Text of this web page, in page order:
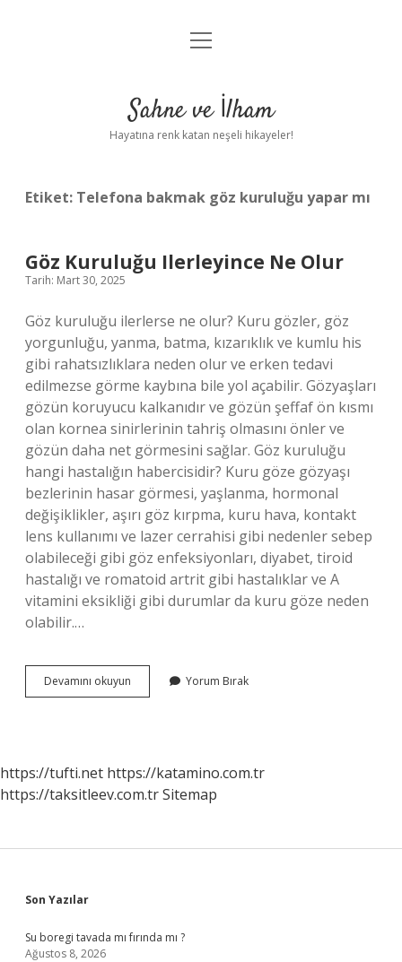
Anasayfa
Yasal Uyarı
menüyü
Sahne ve İlham
Hayatına renk katan neşeli hikayeler!
Etiket: Telefona bakmak göz kuruluğu yapar mı
Göz Kuruluğu Ilerleyince Ne Olur
Tarih: Mart 30, 2025
Göz kuruluğu ilerlerse ne olur? Kuru gözler, göz
yorgunluğu, yanma, batma, kızarıklık ve kumlu his
gibi rahatsızlıklara neden olur ve erken tedavi
edilmezse görme kaybına bile yol açabilir. Gözyaşları
gözün koruyucu kalkanıdır ve gözün şeffaf ön kısmı
olan kornea sinirlerinin tahriş olmasını önler ve
gözün daha net görmesini sağlar. Göz kuruluğu
hangi hastalığın habercisidir? Kuru göze gözyaşı
bezlerinin hasar görmesi, yaşlanma, hormonal
değişiklikler, aşırı göz kırpma, kuru hava, kontakt
lens kullanımı ve lazer cerrahisi gibi nedenler sebep
olabileceği gibi göz enfeksiyonları, diyabet, tiroid
hastalığı ve romatoid artrit gibi hastalıklar ve A
vitamini eksikliği gibi durumlar da kuru göze neden
olabilir.…
Devamını okuyun
Kuruluğu
Yorum Bırak
https://tufti.net https://katamino.com.tr
https://taksitleev.com.trSitemap
Sidebar
Son Yazılar
Su boregi tavada mı fırında mı ?
Ağustos 8, 2026